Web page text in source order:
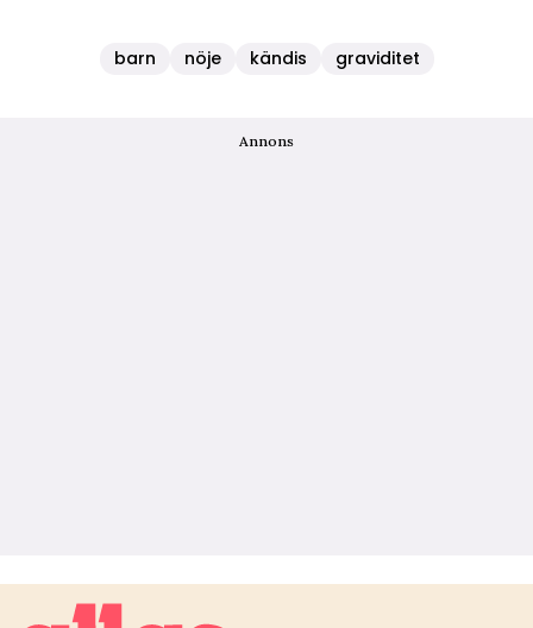
barn nöje kändis graviditet
Annons